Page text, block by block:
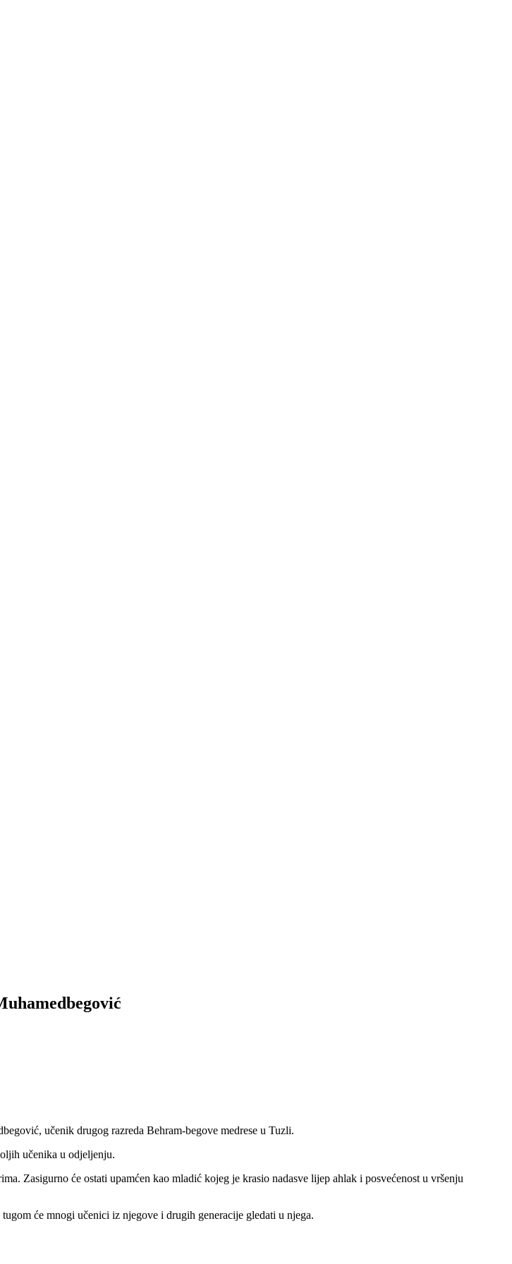
učenik drugog razreda Behram-begove medrese u Tuzli.
učenika u odjeljenju.
Zasigurno će ostati upamćen kao mladić kojeg je krasio nadasve lijep ahlak i posvećenost u vršenju
će mnogi učenici iz njegove i drugih generacije gledati u njega.